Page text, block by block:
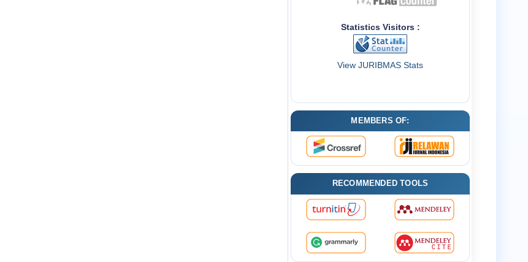
Statistics Visitors :
View JURIBMAS Stats
MEMBERS OF:
RECOMMENDED TOOLS